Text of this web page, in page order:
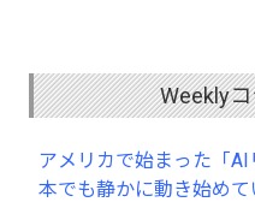
Weekly
アメリカで始まった「AI
本でも静かに動き始め